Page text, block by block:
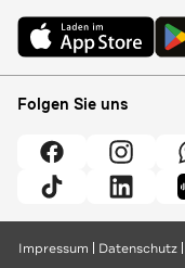
Folgen Sie uns
Impressum Datenschutz